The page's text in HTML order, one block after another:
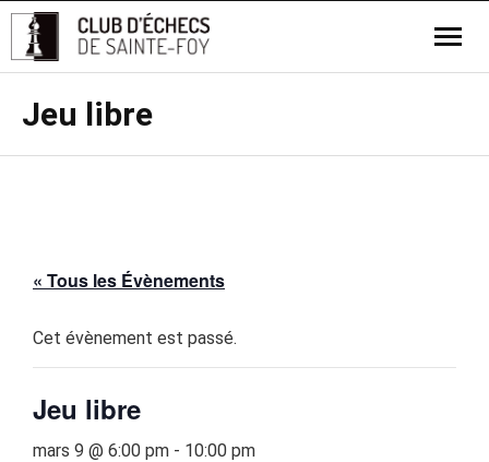
Jeu libre
« Tous les Évènements
Cet évènement est passé.
Jeu libre
mars 9 @ 6:00 pm - 10:00 pm